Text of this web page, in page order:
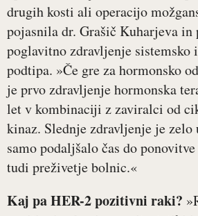
drugih kosti ali operacijo
pojasnila dr. Grašič Kuharjeva in
poglavitno zdravljenje sistemsko
podtipa. »Če gre za hormonsko
je prvo zdravljenje hormonska
let v kombinaciji z zaviralci od
kinaz. Slednje zdravljenje je zelo
samo podaljšalo čas do
tudi preživetje bolnic.«
Kaj pa HER-2 pozitivni raki?